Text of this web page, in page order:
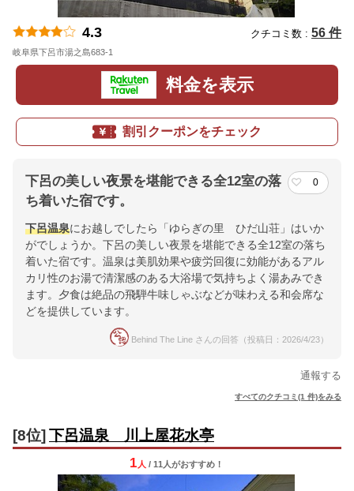
4.3 クチコミ数 : 56 件
岐阜県下呂市湯之島683-1
料金を表示
割引クーポンをチェック
下呂の美しい夜景を堪能できる全12室の落
ち着いた宿です。
0
下呂温泉にお越しでしたら「ゆらぎの里 ひだ山荘」はいか
がでしょうか。下呂の美しい夜景を堪能できる全12室の落ち
着いた宿です。温泉は美肌効果や疲労回復に効能があるアル
カリ性のお湯で清潔感のある大浴場で気持ちよく湯あみでき
ます。夕食は絶品の飛騨牛味しゃぶなどが味わえる和会席な
どを提供しています。
Behind The Line さんの回答（投稿日：2026/4/23）
通報する
すべてのクチコミ(1 件)をみる
[8位] 下呂温泉 川上屋花水亭
1 人 / 11人がおすすめ！